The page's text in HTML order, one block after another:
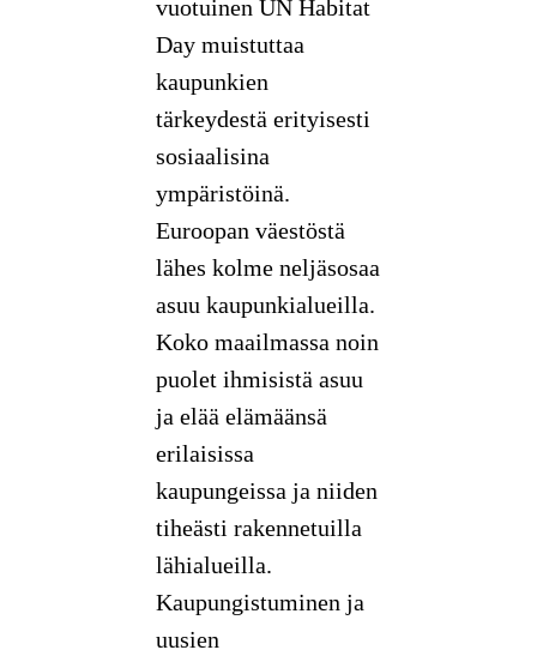
vuotuinen UN Habitat
Day muistuttaa
kaupunkien
tärkeydestä erityisesti
sosiaalisina
ympäristöinä.
Euroopan väestöstä
lähes kolme neljäsosaa
asuu kaupunkialueilla.
Koko maailmassa noin
puolet ihmisistä asuu
ja elää elämäänsä
erilaisissa
kaupungeissa ja niiden
tiheästi rakennetuilla
lähialueilla.
Kaupungistuminen ja
uusien